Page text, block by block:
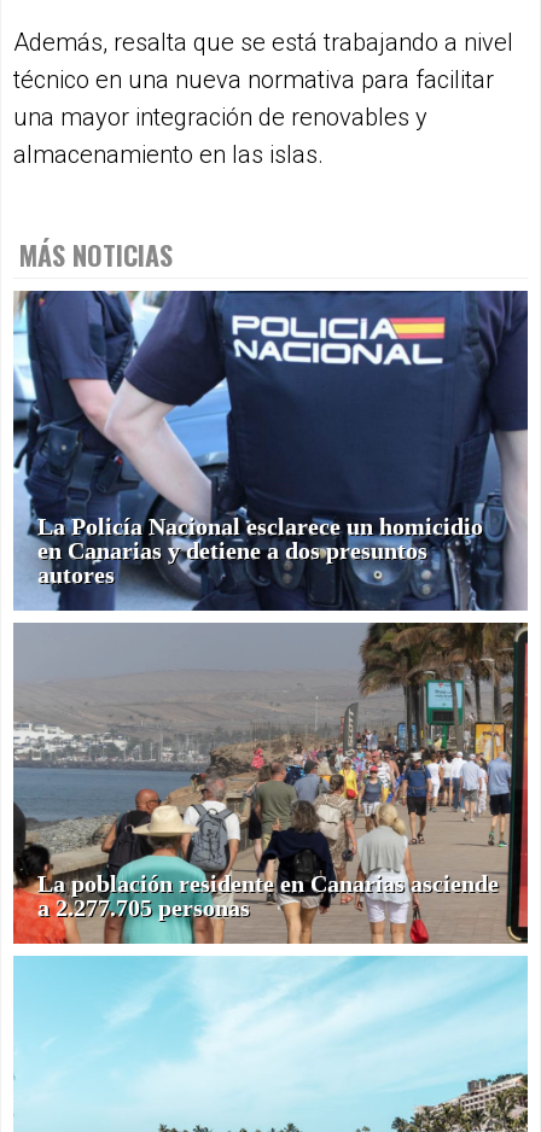
Además, resalta que se está trabajando a nivel
técnico en una nueva normativa para facilitar
una mayor integración de renovables y
almacenamiento en las islas.
MÁS NOTICIAS
La Policía Nacional esclarece un homicidio
en Canarias y detiene a dos presuntos
autores
La población residente en Canarias asciende
a 2.277.705 personas